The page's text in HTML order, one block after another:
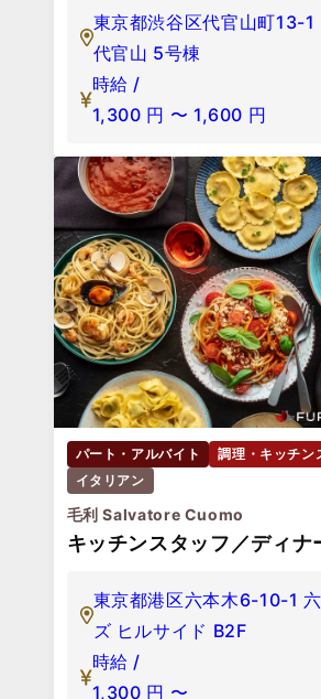
東京都渋谷区代官山町13-1
代官山 5号棟
時給 /
1,300 円 〜 1,600 円
パート・アルバイト
調理・キッチン
イタリアン
毛利 Salvatore Cuomo
キッチンスタッフ／ディナ
東京都港区六本木6-10-1
ズ ヒルサイド B2F
時給 /
1,300 円 〜